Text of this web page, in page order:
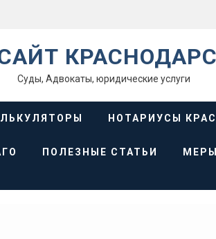
Суды, Адвокаты, юридические услуги
НОТАРИУСЫ
ПОЛЕЗНЫЕ СТАТЬИ